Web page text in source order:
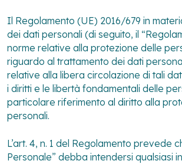
Il Regolamento (UE) 2016/679 in
dei dati personali (di seguito, il
norme relative alla protezione delle
riguardo al trattamento dei dati
relative alla libera circolazione di tali
i diritti e le libertà fondamentali delle
particolare riferimento al diritto alla
personali.
L’art. 4, n. 1 del Regolamento prevede
Personale” debba intendersi qualsiasi